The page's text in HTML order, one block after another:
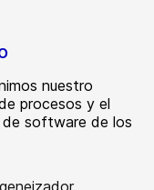
nuestro
procesos y el
software de los